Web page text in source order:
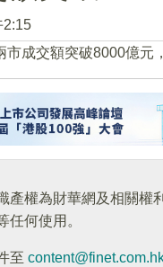
2:15
成交額突破8000億元
產權為財華網及相關權
任何使用。
至